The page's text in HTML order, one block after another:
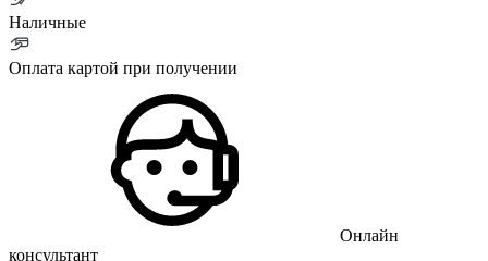
Наличные
Оплата картой при получении
Онлайн
консультант